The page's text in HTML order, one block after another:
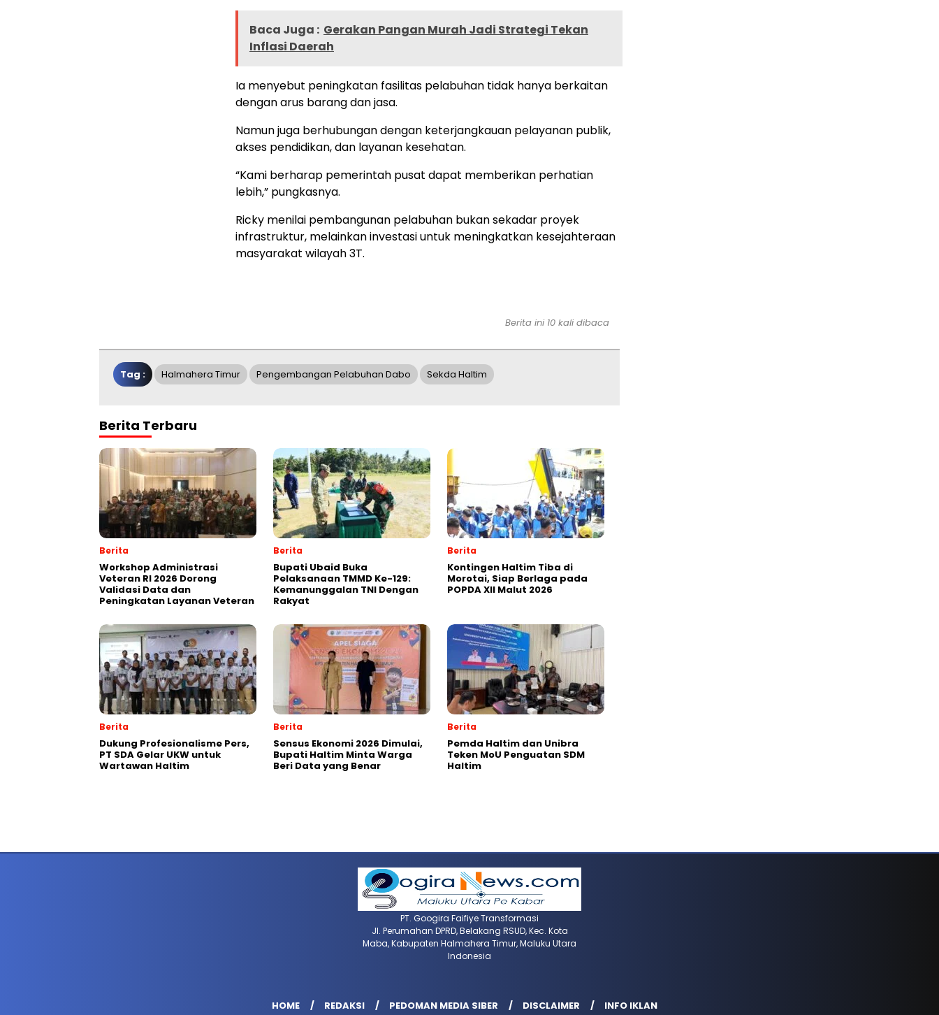
Baca Juga : Gerakan Pangan Murah Jadi Strategi Tekan
Inflasi Daerah
Ia menyebut peningkatan fasilitas pelabuhan tidak hanya berkaitan
dengan arus barang dan jasa.
Namun juga berhubungan dengan keterjangkauan pelayanan publik,
akses pendidikan, dan layanan kesehatan.
“Kami berharap pemerintah pusat dapat memberikan perhatian
lebih,” pungkasnya.
Ricky menilai pembangunan pelabuhan bukan sekadar proyek
infrastruktur, melainkan investasi untuk meningkatkan kesejahteraan
masyarakat wilayah 3T.
Berita ini 10 kali dibaca
Tag : Halmahera Timur Pengembangan Pelabuhan Dabo Sekda Haltim
Berita Terbaru
Berita
Workshop Administrasi
Veteran RI 2026 Dorong
Validasi Data dan
Peningkatan Layanan Veteran
Berita
Bupati Ubaid Buka
Pelaksanaan TMMD Ke-129:
Kemanunggalan TNI Dengan
Rakyat
Berita
Kontingen Haltim Tiba di
Morotai, Siap Berlaga pada
POPDA XII Malut 2026
Berita
Dukung Profesionalisme Pers,
PT SDA Gelar UKW untuk
Wartawan Haltim
Berita
Sensus Ekonomi 2026 Dimulai,
Bupati Haltim Minta Warga
Beri Data yang Benar
Berita
Pemda Haltim dan Unibra
Teken MoU Penguatan SDM
Haltim
PT. Googira Faifiye Transformasi
Jl. Perumahan DPRD, Belakang RSUD, Kec. Kota
Maba, Kabupaten Halmahera Timur, Maluku Utara
Indonesia
HOME REDAKSI PEDOMAN MEDIA SIBER DISCLAIMER INFO IKLAN